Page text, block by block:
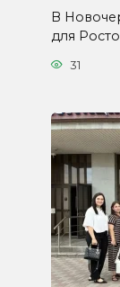
В
для
31